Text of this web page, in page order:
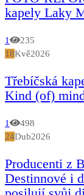
kapely Laky
1
235
18Kvě2026
Třebíčská
Kind (of)
1
498
24Dub2026
Producenti z
Destinnové i